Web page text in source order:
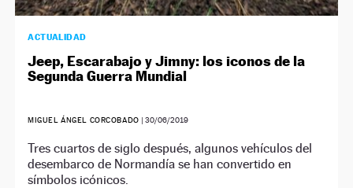
ACTUALIDAD
Jeep, Escarabajo y Jimny: los iconos de la
Segunda Guerra Mundial
MIGUEL ÁNGEL CORCOBADO |30/06/2019
Tres cuartos de siglo después, algunos vehículos del
desembarco de Normandía se han convertido en
símbolos icónicos.